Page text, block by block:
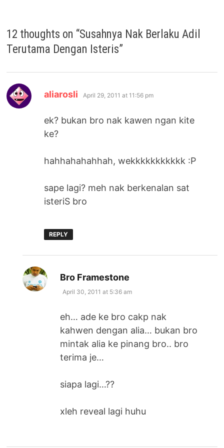
12 thoughts on “Susahnya Nak Berlaku Adil
Terutama Dengan Isteris”
aliarosli says:
April 29, 2011 at 11:56 pm
ek? bukan bro nak kawen ngan kite
ke?
hahhahahahhah, wekkkkkkkkkkk :P
sape lagi? meh nak berkenalan sat
isteriS bro
REPLY
Bro Framestone
April 30, 2011 at 5:36 am
eh… ade ke bro cakp nak
kahwen dengan alia… bukan bro
mintak alia ke pinang bro.. bro
terima je…
siapa lagi…??
xleh reveal lagi huhu